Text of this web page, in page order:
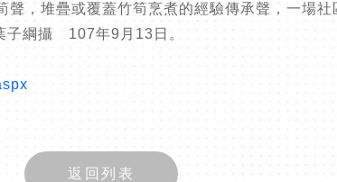
，堆疊或覆蓋竹筍烹煮的經驗傳承聲，一場社
子綱攝 107年9月13日。
返回列表